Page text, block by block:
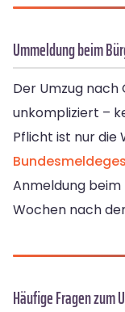
Ummeldung beim
Der Umzug
unkompliziert –
Pflicht ist nur die
Anmeldung
Wochen nach
Häufige Fragen zum